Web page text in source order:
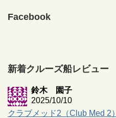
Facebook
新着クルーズ船レビュー
鈴木 園子
2025/10/10
クラブメッド2（Club Med 2）